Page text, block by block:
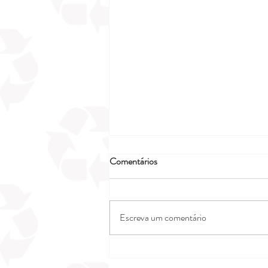
Comentários
Escreva um comentário